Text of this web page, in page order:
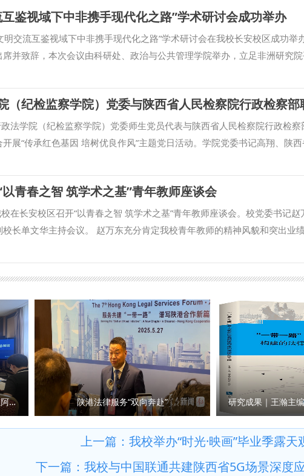
鉴视域下中非携手现代化之路”学术研讨会成功举办
明交流互鉴视域下中非携手现代化之路”学术研讨会在我校长安校区成功举
并致辞，本次会议由科研处、政治与公共管理学院举办，立足非洲研究
贸合作、公共安全、民生发展等领域开展多维度研讨。 孙昊亮在致辞中表
明互鉴精神是在现代化进程中焕发出的新光彩，政治与公共管理学院充
与完整法学学科体系，将非洲研究院平台建设嵌入学院学科发展、人才
运行机制、拓展研究维度、丰富学术成果，循序渐进塑强特色品牌智库，
共研共谋中非深度合作新路径，以文明互鉴扬风帆，以友好协作划双桨
主旨发言阶段，与会学者就中非现代化共识与协同发展前景、民间商会助
非合作框架下我国在非安全利益协作保护机制及我校非洲研究院建设与
布尔汉·阿卜迪、湖北省非洲民间商会书记严雄、在非中资企业广州博美瑞
内相关职能部门主要负责人及政治与公共管理学院师生代表40余人参加会
撰稿：梁娟娟 审核：李小巍）
法学院（纪检监察学院）党委师生党员代表与陕西省人民检察院行政检
展“传承红色基因 培树优良作风”主题党日活动。学院党委书记高翔、陕
参加活动。 在关中革命纪念馆，全体党员先后参观了“关中新民主主义革命
传承红色基因赓续红色血脉”三大主题展区，通过观看珍贵的历史图片、
地区波澜壮阔的革命斗争历程，深切缅怀革命先烈的丰功伟绩。在参观过
悟红色革命精神蕴含的深厚内涵与恒久时代价值。 参观结束后，全体师生
庄严的宣誓仪式，全体党员重温入党誓词，在铮铮誓言中回望初心，汲取
觉传承革命先辈矢志不渝的理想信念与崇高品格，大力弘扬伟大建党精神
人才培养事业。 （供稿：行政法学院（纪检监察学院） 撰稿：樊丁 审核
青春之智 筑学术之基”青年教师座谈会
在长安校区召开“以青春之智 筑学术之基”青年教师座谈会。校党委书记
校长单文华主持会议。 赵万东充分肯定我校青年教师的精神风貌和突出业
持问题导向，深耕科研创新，产出了一批高水平成果，为学校内涵建设提
师提出的急难愁盼问题和意见建议，各部门要认真听取、跟踪推动、全
大科研创新支持保障力度，完善青年人才培育机制，全面助力青年教师
家重大战略和地方发展需求，深化有组织科研，促进学术研究提质增效；
不断增强育人实效；要严守学术准则，涵养优良师德师风；要主动融入
校庆，为推动学校高质量发展贡献更大力量。 单文华在主持会议时表示
，学校将持续拓宽沟通交流渠道，倾听青年教师发展诉求，聚力破解青年
大青年教师立足岗位、锐意进取，以青春之智筑牢学术之基，积极为学
代表分享各自科研成长经验，梳理遇到的瓶颈难题，并围绕强化有组织科
价机制、畅通资源对接渠道、搭建学术交流平台等方面提出意见建议。
单位教师代表参加座谈。 （供稿：科研处 撰稿：吕叔阳 审核：倪楠）
国际法学院张光耀博士在哈萨克斯坦阿拉木图开展科研与社会服务活动 陕港法律服务“双向奔赴”
上一篇： 我校举办“时光·映画”毕业季露天
下一篇： 我校与中国联通共建陕西省5G场景深度